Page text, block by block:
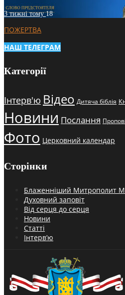
3 тижні тому18
ПОЖЕРТВА
НАШ ТЕЛЕГРАМ
Категорії
Інтерв'ю Відео Дитяча біблія
Новини Послання
Фото Церковний календар
Сторінки
Блаженніший Митрополит
Духовний заповіт
Від серця до серця
Новини
Статті
Інтерв’ю